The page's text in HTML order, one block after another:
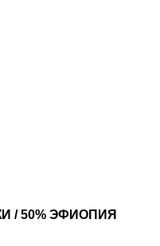
/ 50% ЭФИОПИЯ